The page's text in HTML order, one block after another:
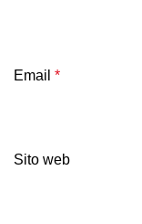
Email *
Sito web